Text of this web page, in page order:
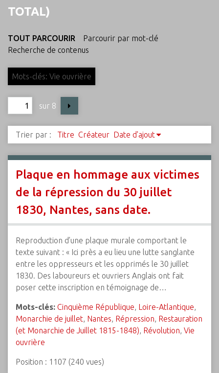
TOTAL)
TOUT PARCOURIR
Parcourir par mot-clé
Recherche de contenus
Mots-clés: Vie ouvrière
sur 8
Trier par : Titre Créateur Date d'ajout
Plaque en hommage aux victimes
de la répression du 30 juillet
1830, Nantes, sans date.
Reproduction d’une plaque murale comportant le
texte suivant : « Ici près a eu lieu une lutte sanglante
entre les oppresseurs et les opprimés le 30 juillet
1830. Des laboureurs et ouvriers Anglais ont fait
poser cette inscription en témoignage de…
Mots-clés: Cinquième République, Loire-Atlantique,
Monarchie de juillet, Nantes, Répression, Restauration
(et Monarchie de Juillet 1815-1848), Révolution, Vie
ouvrière
Position : 1107 (240 vues)